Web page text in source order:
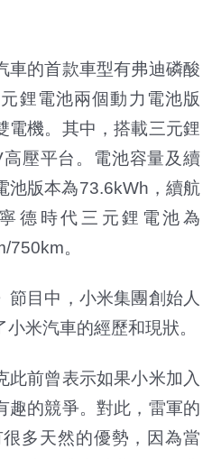
的首款車型有弗迪磷酸
鋰電池兩個動力電池版
電機。其中，搭載三元鋰
壓平台。電池容量及續
池版本為73.6kWh，續航
德時代三元鋰電池為
。
目中，小米集團創始人
米汽車的經歷和現狀。
前曾表示如果小米加入
趣的競爭。對此，雷軍的
多天然的優勢，因為當